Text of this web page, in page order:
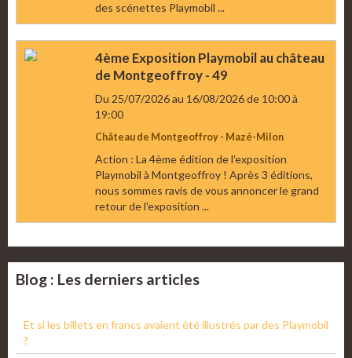
des scénettes Playmobil ...
4ème Exposition Playmobil au château
de Montgeoffroy - 49
Du 25/07/2026au 16/08/2026de 10:00à
19:00
Château de Montgeoffroy - Mazé-Milon
Action : La 4ème édition de l'exposition
Playmobil à Montgeoffroy ! Après 3 éditions,
nous sommes ravis de vous annoncer le grand
retour de l'exposition ...
Blog : Les derniers articles
Et si les billets en francs avaient été illustrés par des Playmobil
?